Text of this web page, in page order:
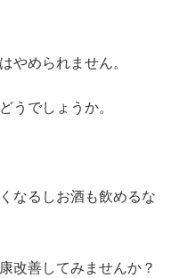
やめられません。
うでしょうか。
なるしお酒も飲めるな
改善してみませんか？